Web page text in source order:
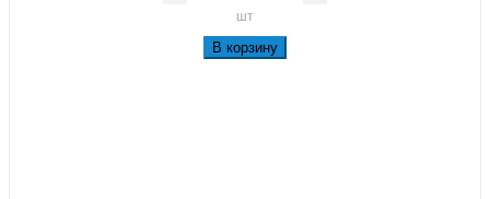
шт
В корзину